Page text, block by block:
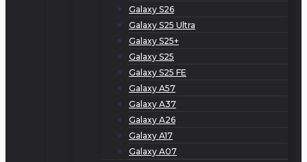
Galaxy S26
Galaxy S25 Ultra
Galaxy S25+
Galaxy S25
Galaxy S25 FE
Galaxy A57
Galaxy A37
Galaxy A26
Galaxy A17
Galaxy A07